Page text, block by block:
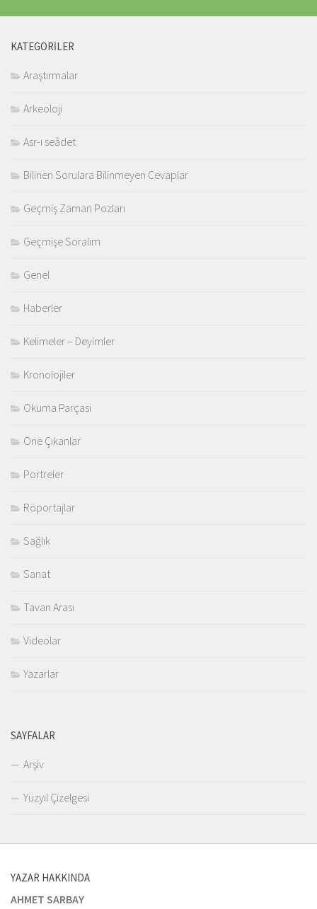
KATEGORILER
Araştırmalar
Arkeoloji
Asr-ı seâdet
Bilinen Sorulara Bilinmeyen Cevaplar
Geçmiş Zaman Pozları
Geçmişe Soralım
Genel
Haberler
Kelimeler – Deyimler
Kronolojiler
Okuma Parçası
Öne Çıkanlar
Portreler
Röportajlar
Sağlık
Sanat
Tavan Arası
Videolar
Yazarlar
SAYFALAR
Arşiv
Yüzyıl Çizelgesi
YAZAR HAKKINDA
AHMET SARBAY